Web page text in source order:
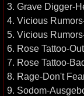
3. Grave Digger-
4. Vicious
5. Vicious
6. Rose Tattoo-
7. Rose Tattoo-
8. Rage-Don't
9. Sodom-